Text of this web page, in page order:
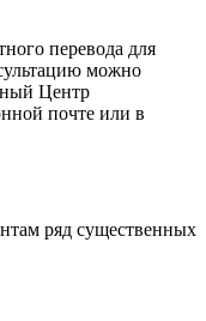
перевода для
можно
Центр
почте или в
ряд существенных